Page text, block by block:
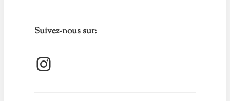
Suivez-nous sur:
Instagram